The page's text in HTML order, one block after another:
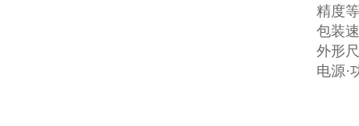
精度
包装
外形
电源·